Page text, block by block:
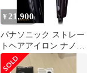
¥ 21,900
パナソニック ストレー
トヘアアイロン ナノケ
ア スムースグロスコー
ティングプラス 海外対